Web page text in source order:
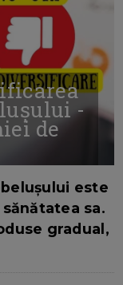
-
de
este
sa.
gradual,